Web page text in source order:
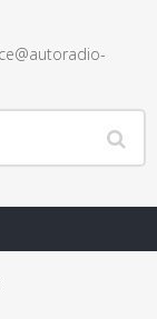
andere Hifi